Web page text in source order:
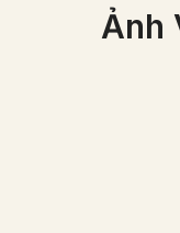
Ảnh